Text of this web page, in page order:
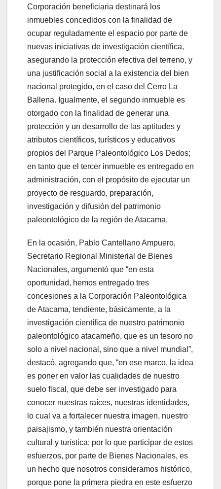
Corporación beneficiaria destinará los
inmuebles concedidos con la finalidad de
ocupar reguladamente el espacio por parte de
nuevas iniciativas de investigación científica,
asegurando la protección efectiva del terreno, y
una justificación social a la existencia del bien
nacional protegido, en el caso del Cerro La
Ballena. Igualmente, el segundo inmueble es
otorgado con la finalidad de generar una
protección y un desarrollo de las aptitudes y
atributos científicos, turísticos y educativos
propios del Parque Paleontológico Los Dedos;
en tanto que el tercer inmueble es entregado en
administración, con el propósito de ejecutar un
proyecto de resguardo, preparación,
investigación y difusión del patrimonio
paleontológico de la región de Atacama.
En la ocasión, Pablo Cantellano Ampuero,
Secretario Regional Ministerial de Bienes
Nacionales, argumentó que “en esta
oportunidad, hemos entregado tres
concesiones a la Corporación Paleontológica
de Atacama, tendiente, básicamente, a la
investigación científica de nuestro patrimonio
paleontológico atacameño, que es un tesoro no
solo a nivel nacional, sino que a nivel mundial”,
destacó, agregando que, “en ese marco, la idea
es poner en valor las cualidades de nuestro
suelo fiscal, que debe ser investigado para
conocer nuestras raíces, nuestras identidades,
lo cual va a fortalecer nuestra imagen, nuestro
paisajismo, y también nuestra orientación
cultural y turística; por lo que participar de estos
esfuerzos, por parte de Bienes Nacionales, es
un hecho que nosotros consideramos histórico,
porque pone la primera piedra en este esfuerzo